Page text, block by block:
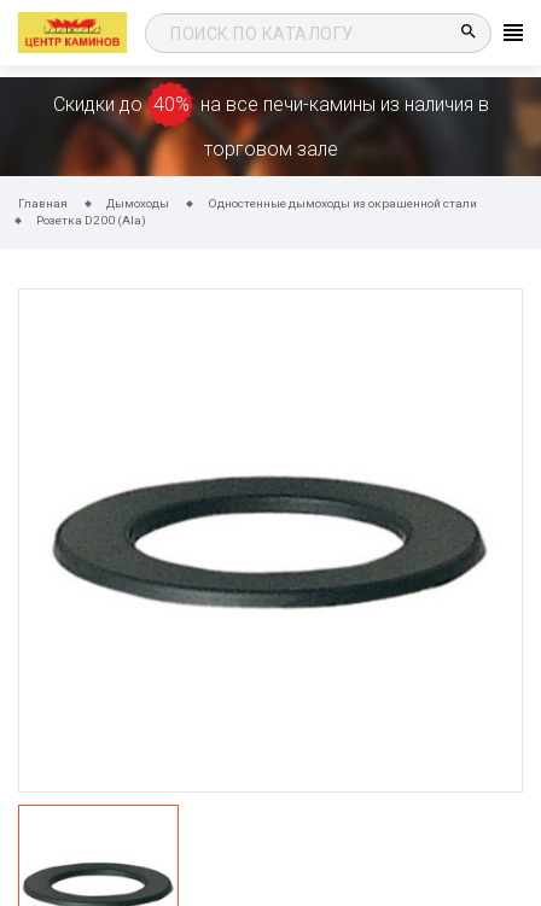
search
Скидки до 40% на все печи-камины из наличия в
торговом зале
Главная Дымоходы
Одностенные дымоходы из окрашенной стали
Розетка D200 (Ala)